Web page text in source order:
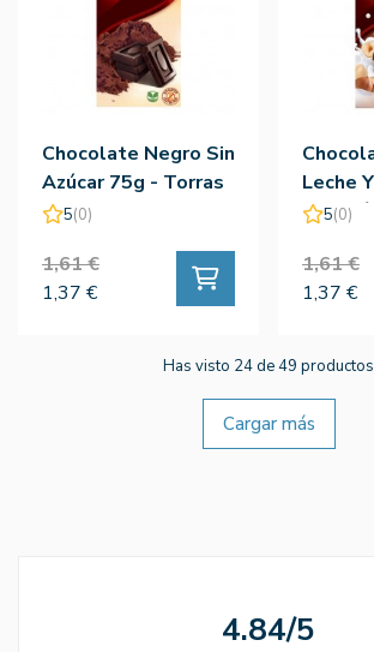
Chocolate Negro Sin
Azúcar 75g - Torras
5(0)
1,61 €
1,37 €
Leche
Sin5(0)
1,61 €
1,37 €
Has visto 24 de 49 productos
Cargar más
4.84/5